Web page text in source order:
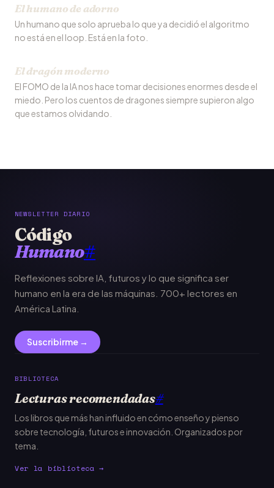
El humano de adorno
Un humano que solo aprueba lo que ya decidió el algoritmo
no está en el loop. Está en la foto.
El dragón moderno
El FOMO de la IA nos hace tomar decisiones enormes desde el
miedo. Pero los cuentos de dragones siempre supieron algo
que estamos olvidando.
NEWSLETTER DIARIO
Código
Humano#
Reflexiones sobre IA, futuros y lo que significa ser
humano en la era de las máquinas. 700+ lectores en
América Latina.
Suscribirme →
BIBLIOTECA
Lecturas recomendadas#
Los libros que más han influido en cómo enseño y pienso
sobre tecnología, futuros e innovación. Organizados por
tema.
Ver la biblioteca →